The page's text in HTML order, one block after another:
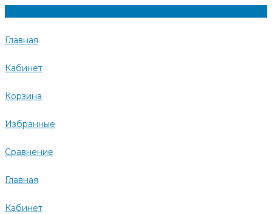
Главная
Кабинет
Корзина
Избранные
Сравнение
Главная
Кабинет